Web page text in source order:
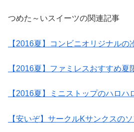
つめた～いスイーツの関連記事
【2016夏】コンビニオリジナルの
【2016夏】ファミレスおすすめ夏
【2016夏】ミニストップのハロハ
【安いぞ】サークルKサンクスの